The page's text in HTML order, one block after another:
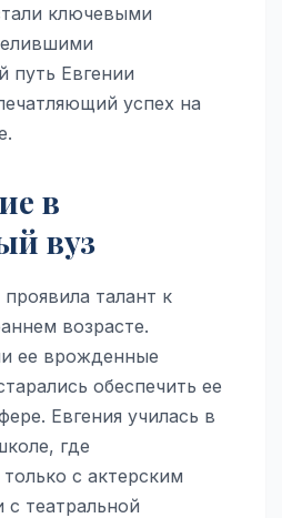
ключевыми
путь Евгении
успех на
в
вуз
талант к
возрасте.
ее врожденные
обеспечить ее
Евгения училась в
где
с актерским
театральной